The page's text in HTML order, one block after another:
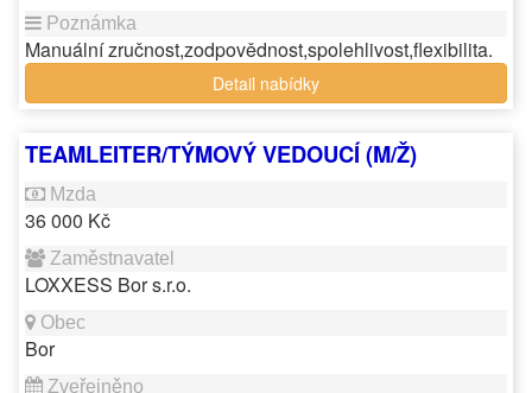
Manuální zručnost,zodpovědnost,spolehlivost,flexibilita.
Detail nabídky
TEAMLEITER/TÝMOVÝ VEDOUCÍ (M/Ž)
36 000 Kč
LOXXESS Bor s.r.o.
Bor